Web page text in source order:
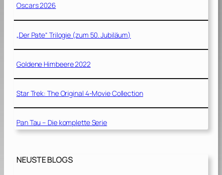
Oscars 2026
„Der Pate“ Trilogie (zum 50. Jubiläum)
Goldene Himbeere 2022
Star Trek: The Original 4-Movie Collection
Pan Tau – Die komplette Serie
NEUSTE BLOGS